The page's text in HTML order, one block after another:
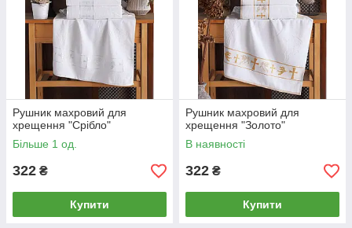
Рушник махровий для
хрещення "Срібло"
Більше 1 од.
322 ₴
Купити
Рушник махровий для
хрещення "Золото"
В наявності
322 ₴
Купити